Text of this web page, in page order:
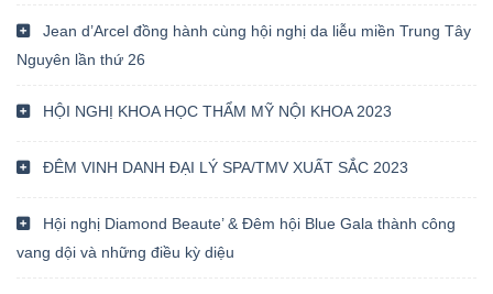
Jean d’Arcel đồng hành cùng hội nghị da liễu miền Trung Tây
Nguyên lần thứ 26
HỘI NGHỊ KHOA HỌC THẨM MỸ NỘI KHOA 2023
ĐÊM VINH DANH ĐẠI LÝ SPA/TMV XUẤT SẮC 2023
Hội nghị Diamond Beaute’ & Đêm hội Blue Gala thành công
vang dội và những điều kỳ diệu